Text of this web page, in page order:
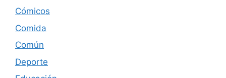
Cómicos
Comida
Común
Deporte